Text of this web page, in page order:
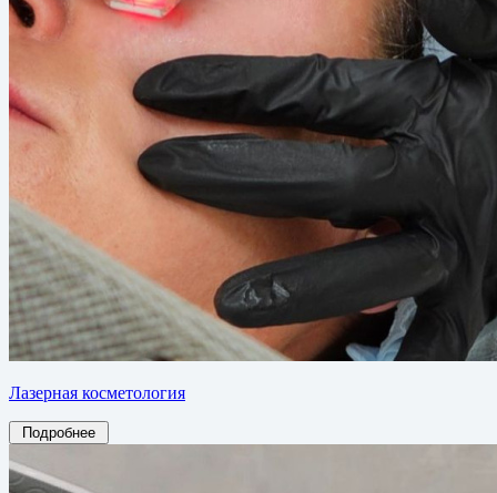
Лазерная косметология
Подробнее